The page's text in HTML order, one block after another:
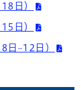
日）
日）
日~12日）